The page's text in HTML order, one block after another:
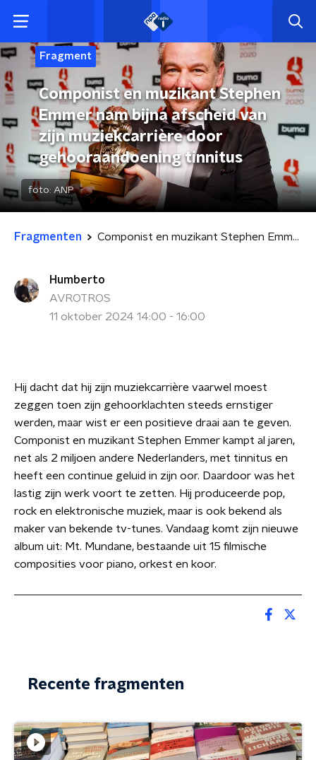
Fragment
Componist en muzikant Stephen
Emmer nam bijna afscheid van
zijn muziekcarrière door
gehooraandoening tinnitus
foto: ANP
Fragmenten Componist en muzikant Stephen Emmer nam bijna afscheid van zijn muziekcarrière door gehooraandoening tinnitus
Humberto
AVROTROS
11 oktober 2024 14:00 - 16:00
Hij dacht dat hij zijn muziekcarrière vaarwel moest
zeggen toen zijn gehoorklachten steeds ernstiger
werden, maar wist er een positieve draai aan te geven.
Componist en muzikant Stephen Emmer kampt al jaren,
net als 2 miljoen andere Nederlanders, met tinnitus en
heeft een continue geluid in zijn oor. Daardoor was het
lastig zijn werk voort te zetten. Hij produceerde pop,
rock en elektronische muziek, maar is ook bekend als
maker van bekende tv-tunes. Vandaag komt zijn nieuwe
album uit: Mt. Mundane, bestaande uit 15 filmische
composities voor piano, orkest en koor.
Recente fragmenten